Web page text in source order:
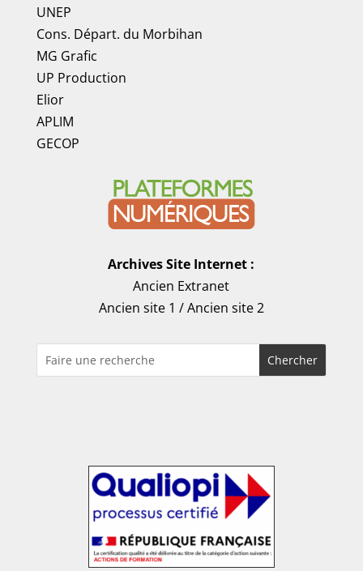
UNEP
Cons. Départ. du Morbihan
MG Grafic
UP Production
Elior
APLIM
GECOP
Archives Site Internet :
Ancien Extranet
Ancien site 1 /Ancien site 2